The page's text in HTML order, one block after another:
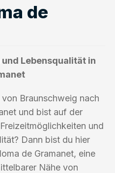
de
Lebensqualität in
Braunschweig nach
und bist auf der
und
Dann bist du hier
de Gramanet, eine
Nähe von